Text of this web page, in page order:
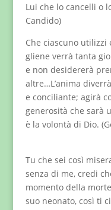
Lui che lo cancelli o
Candido)
Che ciascuno
gliene verrà tanta
e non desidererà
altre…L’anima
e conciliante; agirà
generosità che sarà
è la volontà di Dio.
Tu che sei così
senza di me, credi
momento della
suo neonato, così ti